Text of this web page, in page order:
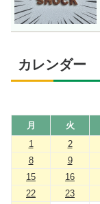
カレンダー
月 火
1
2
8
9
15
16
22
23